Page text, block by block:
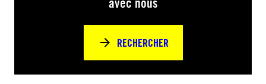
RECHERCHER